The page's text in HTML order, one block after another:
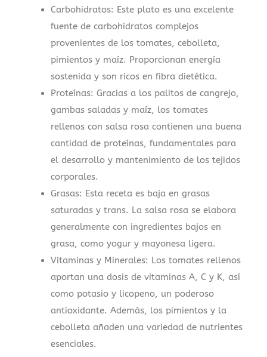
Carbohidratos: Este plato es una excelente
fuente de carbohidratos complejos
provenientes de los tomates, cebolleta,
pimientos y maíz. Proporcionan energía
sostenida y son ricos en fibra dietética.
Proteínas: Gracias a los palitos de cangrejo,
gambas saladas y maíz, los tomates
rellenos con salsa rosa contienen una buena
cantidad de proteínas, fundamentales para
el desarrollo y mantenimiento de los tejidos
corporales.
Grasas: Esta receta es baja en grasas
saturadas y trans. La salsa rosa se elabora
generalmente con ingredientes bajos en
grasa, como yogur y mayonesa ligera.
Vitaminas y Minerales: Los tomates rellenos
aportan una dosis de vitaminas A, C y K, así
como potasio y licopeno, un poderoso
antioxidante. Además, los pimientos y la
cebolleta añaden una variedad de nutrientes
esenciales.